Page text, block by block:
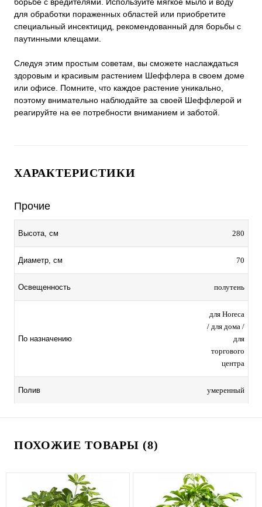
для обработки пораженных областей или приобретите
специальный инсектицид, рекомендованный для борьбы с
паутинными клещами.
Следуя этим простым советам, вы сможете наслаждаться
здоровым и красивым растением Шеффлера в своем доме
или офисе. Помните, что каждое растение уникально,
поэтому внимательно наблюдайте за своей Шеффлерой и
реагируйте на ее потребности вниманием и заботой.
ХАРАКТЕРИСТИКИ
Прочие
Высота, см 280
Диаметр, см 70
Освещенность полутень
По назначению
для Horeca
/ для дома /
для
торгового
центра
Полив умеренный
ПОХОЖИЕ ТОВАРЫ (8)